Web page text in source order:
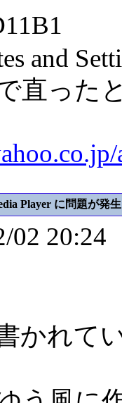
and
直った
Player に問題が発生
02 20:24
かれて